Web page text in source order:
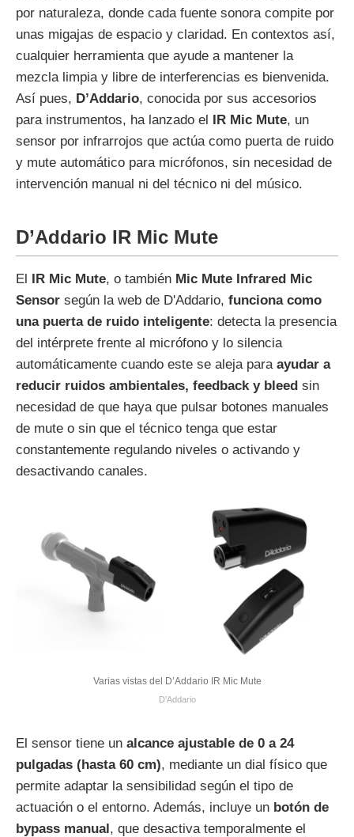
por naturaleza, donde cada fuente sonora compite por
unas migajas de espacio y claridad. En contextos así,
cualquier herramienta que ayude a mantener la
mezcla limpia y libre de interferencias es bienvenida.
Así pues, D’Addario, conocida por sus accesorios
para instrumentos, ha lanzado el IR Mic Mute, un
sensor por infrarrojos que actúa como puerta de ruido
y mute automático para micrófonos, sin necesidad de
intervención manual ni del técnico ni del músico.
D’Addario IR Mic Mute
El IR Mic Mute, o también Mic Mute Infrared Mic
Sensor según la web de D'Addario, funciona como
una puerta de ruido inteligente: detecta la presencia
del intérprete frente al micrófono y lo silencia
automáticamente cuando este se aleja para ayudar a
reducir ruidos ambientales, feedback y bleed sin
necesidad de que haya que pulsar botones manuales
de mute o sin que el técnico tenga que estar
constantemente regulando niveles o activando y
desactivando canales.
Varias vistas del D’Addario IR Mic Mute
D’Addario
El sensor tiene un alcance ajustable de 0 a 24
pulgadas (hasta 60 cm), mediante un dial físico que
permite adaptar la sensibilidad según el tipo de
actuación o el entorno. Además, incluye un botón de
bypass manual, que desactiva temporalmente el